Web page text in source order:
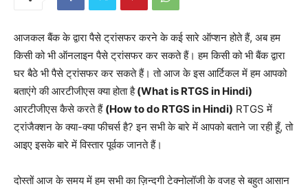
आजकल बैंक के द्वारा पैसे ट्रांसफर करने के कई सारे ऑप्शन होते हैं, अब हम
किसी को भी ऑनलाइन पैसे ट्रांसफर कर सकते हैं। हम किसी को भी बैंक द्वारा
घर बैठे भी पैसे ट्रांसफर कर सकते हैं। तो आज के इस आर्टिकल में हम आपको
बताएंगे की आरटीजीएस क्या होता है(What is RTGS in Hindi)
आरटीजीएस कैसे करते हैं (How to do RTGS in Hindi) RTGS में
ट्रांजैक्शन के क्या-क्या फीचर्स है? इन सभी के बारे में आपको बताने जा रही हूँ, तो
आइए इसके बारे में विस्तार पूर्वक जानते हैं।
दोस्तों आज के समय में हम सभी का ज़िन्दगी टेक्नोलॉजी के वजह से बहुत आसान